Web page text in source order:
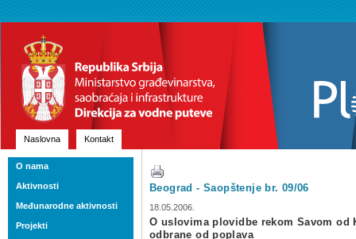
Naslovna Kontakt
Beograd - Saopštenje br. 09/06
18.05.2006.
O uslovima plovidbe rekom Savom od
odbrane od poplava
O nama
Aktivnosti
Međunarodne aktivnosti
Projekti